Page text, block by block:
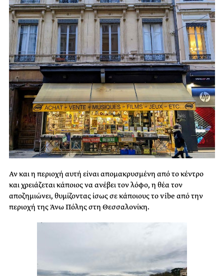
Αν και η περιοχή αυτή είναι απομακρυσμένη από το κέντρο
και χρειάζεται κάποιος να ανέβει τον λόφο, η θέα τον
αποζημιώνει, θυμίζοντας ίσως σε κάποιους το vibe από την
περιοχή της Άνω Πόλης στη Θεσσαλονίκη.